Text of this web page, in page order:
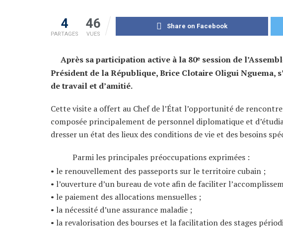
4
PARTAGES
46
VUES
Share on Facebook
Après sa participation active à la 80ᵉ session de
Président de la République, Brice Clotaire Oligui Nguema,
de travail et d’amitié.
Cette visite a offert au Chef de l’État l’opportunité de
composée principalement de personnel diplomatique et
dresser un état des lieux des conditions de vie et des besoins
Parmi les principales préoccupations exprimées :
• le renouvellement des passeports sur le territoire cubain ;
• l’ouverture d’un bureau de vote afin de faciliter
• le paiement des allocations mensuelles ;
• la nécessité d’une assurance maladie ;
• la revalorisation des bourses et la facilitation des stages